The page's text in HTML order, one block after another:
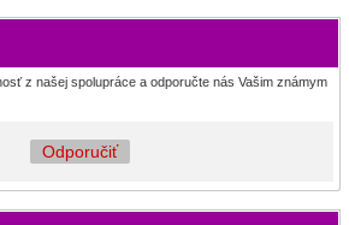
z našej spolupráce a odporučte nás Vašim známym
Odporučiť